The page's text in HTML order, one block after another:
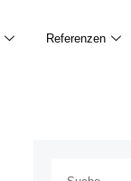
Referenzen